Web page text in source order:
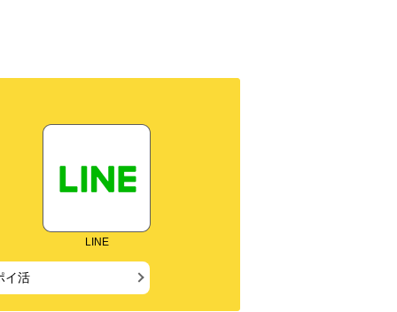
LINE
イ活